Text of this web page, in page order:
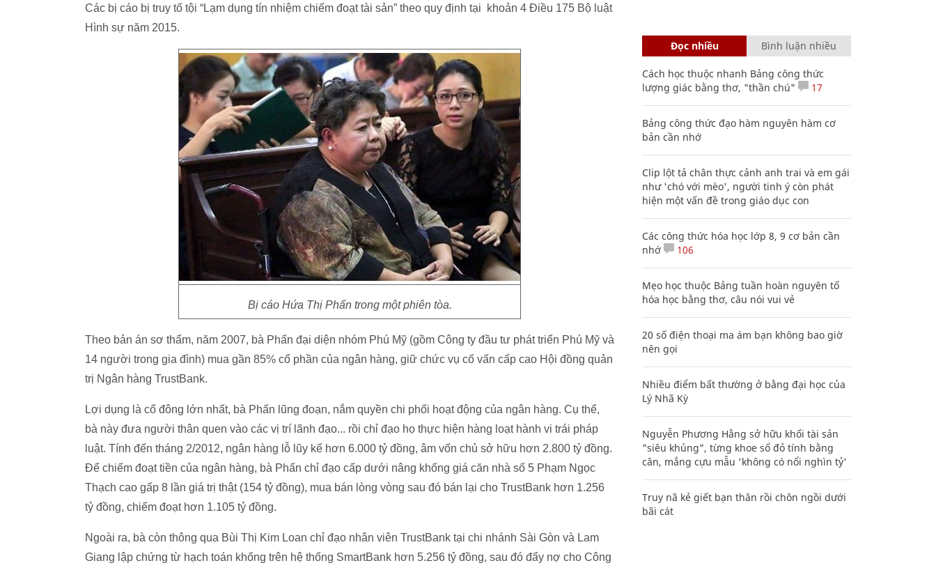
Các bị cáo bị truy tố tội “Lạm dụng tín nhiệm chiếm đoạt tài sản” theo quy định tại khoản 4 Điều 175 Bộ luật
Hình sự năm 2015.
Bị cáo Hứa Thị Phấn trong một phiên tòa.
Theo bản án sơ thẩm, năm 2007, bà Phấn đại diện nhóm Phú Mỹ (gồm Công ty đầu tư phát triển Phú Mỹ và
14 người trong gia đình) mua gần 85% cổ phần của ngân hàng, giữ chức vụ cố vấn cấp cao Hội đồng quản
trị Ngân hàng TrustBank.
Lợi dụng là cổ đông lớn nhất, bà Phấn lũng đoạn, nắm quyền chi phối hoạt động của ngân hàng. Cụ thể,
bà này đưa người thân quen vào các vị trí lãnh đạo... rồi chỉ đạo họ thực hiện hàng loạt hành vi trái pháp
luật. Tính đến tháng 2/2012, ngân hàng lỗ lũy kế hơn 6.000 tỷ đồng, âm vốn chủ sở hữu hơn 2.800 tỷ đồng.
Để chiếm đoạt tiền của ngân hàng, bà Phấn chỉ đạo cấp dưới nâng khống giá căn nhà số 5 Phạm Ngọc
Thạch cao gấp 8 lần giá trị thật (154 tỷ đồng), mua bán lòng vòng sau đó bán lại cho TrustBank hơn 1.256
tỷ đồng, chiếm đoạt hơn 1.105 tỷ đồng.
Ngoài ra, bà còn thông qua Bùi Thị Kim Loan chỉ đạo nhân viên TrustBank tại chi nhánh Sài Gòn và Lam
Giang lập chứng từ hạch toán khống trên hệ thống SmartBank hơn 5.256 tỷ đồng, sau đó đẩy nợ cho Công
Đọc nhiều Bình luận nhiều
Cách học thuộc nhanh Bảng công thức
lượng giác bằng thơ, "thần chú"
17
Bảng công thức đạo hàm nguyên hàm cơ
bản cần nhớ
Clip lột tả chân thực cảnh anh trai và em gái
như 'chó với mèo', người tinh ý còn phát
hiện một vấn đề trong giáo dục con
Các công thức hóa học lớp 8, 9 cơ bản cần
nhớ
106
Mẹo học thuộc Bảng tuần hoàn nguyên tố
hóa học bằng thơ, câu nói vui vẻ
20 số điện thoại ma ám bạn không bao giờ
nên gọi
Nhiều điểm bất thường ở bằng đại học của
Lý Nhã Kỳ
Nguyễn Phương Hằng sở hữu khối tài sản
"siêu khủng", từng khoe sổ đỏ tính bằng
cân, mắng cựu mẫu 'không có nổi nghìn tỷ'
Truy nã kẻ giết bạn thân rồi chôn ngồi dưới
bãi cát